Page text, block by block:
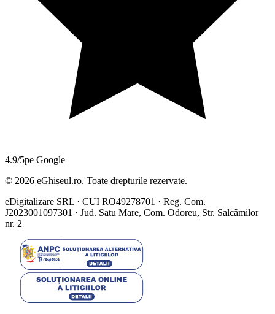
4.9/5pe Google
© 2026 eGhișeul.ro. Toate drepturile rezervate.
eDigitalizare SRL · CUI RO49278701 · Reg. Com.
J2023001097301 · Jud. Satu Mare, Com. Odoreu, Str. Salcâmilor
nr. 2